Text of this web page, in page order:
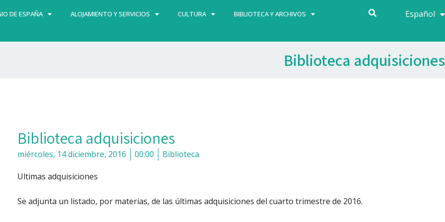
DE ESPAÑA ALOJAMIENTO Y SERVICIOS CULTURA BIBLIOTECA Y ARCHIVOS Español
Français
Biblioteca adquisiciones
Biblioteca adquisiciones
miércoles, 14 diciembre, 2016 00:00 Biblioteca
Ultimas adquisiciones
Se adjunta un listado, por materias, de las últimas adquisiciones del cuarto trimestre de 2016.